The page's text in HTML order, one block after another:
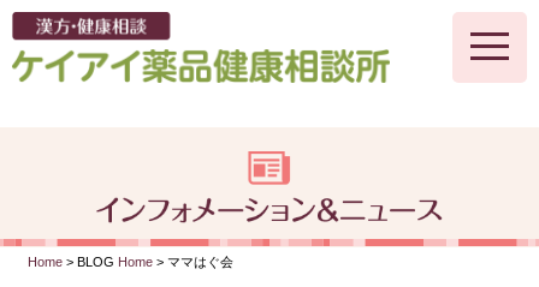
toggle
Home > BLOG Home > ママはぐ会